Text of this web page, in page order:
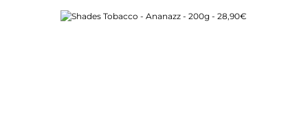
Bildergalerie überspringen